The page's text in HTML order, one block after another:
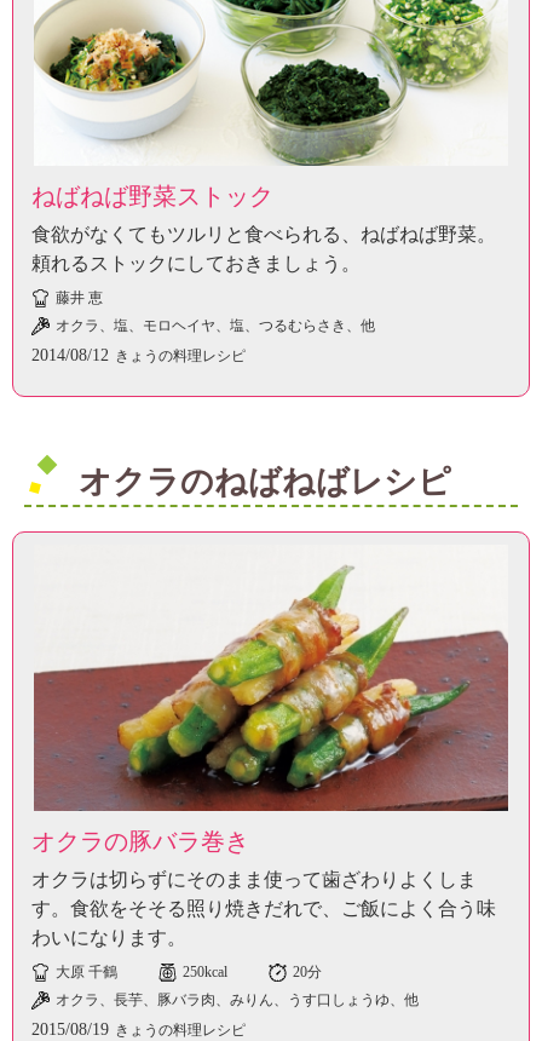
「
み
ん
な
の
き
う
の
料
理
ねばねば野菜ストック
食欲がなくてもツルリと食べられる、ねばねば野菜。
頼れるストックにしておきましょう。
藤井 恵
オクラ、塩、モロヘイヤ、塩、つるむらさき、他
2014/08/12 きょうの料理レシピ
オクラのねばねばレシピ
オクラの豚バラ巻き
オクラは切らずにそのまま使って歯ざわりよくしま
す。食欲をそそる照り焼きだれで、ご飯によく合う味
わいになります。
大原 千鶴 250kcal
20分
オクラ、長芋、豚バラ肉、みりん、うす口しょうゆ、他
2015/08/19 きょうの料理レシピ